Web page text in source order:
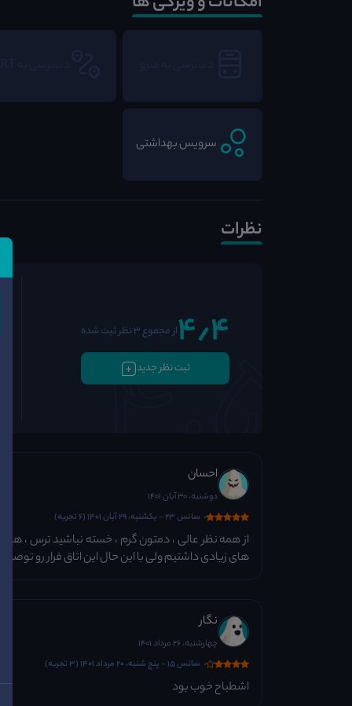
سرویس بهداشتی
نظرات
4٫4از مجموع 3 نظر ثبت شده
ثبت نظر جدید
احسان
دوشنبه، 30 آبان 1401
سانس 23 - یکشنبه، 29 آبان 1401 (6 تجربه)
از همه نظر عالی ، دمتون گرم ، خسته نباشید ترس ،
های زیادی داشتیم ولی با این حال این اتاق فرار رو
نگار
چهارشنبه، 26 مرداد 1401
سانس 15 - پنج شنبه، 20 مرداد 1401 (3 تجربه)
اشطباح خوب بود